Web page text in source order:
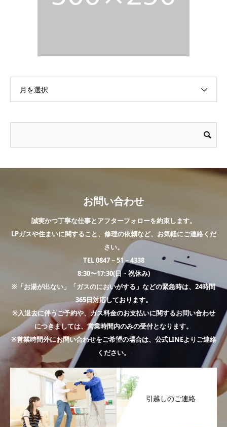
月を選択
お問い合わせ
誠実かつ丁寧な仕事とアフターフォローを約束します。
LPガスや住まいに関すること、修理の依頼など、お気軽にご連絡くだ
さい。
TEL 0847－51－4338
8:30〜17:30(日・祝休み)
※「お湯が出ない」「ガスのにおいがする」などの緊急時は、24時間
365日対応しております。
※入退去に伴うご予約や、ガス料金のお支払いに関するお問い合わせ
につきましては、営業時間内のみの受付となります。
※営業時間外にお問い合わせをご希望の場合は、公式LINEよりご連絡
ください。
引越しのご連絡